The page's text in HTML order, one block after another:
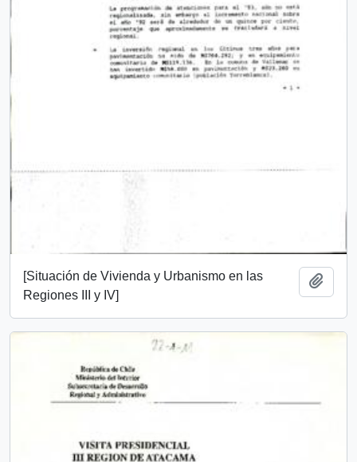
[Situación de Vivienda y Urbanismo en las
Regiones III y IV]